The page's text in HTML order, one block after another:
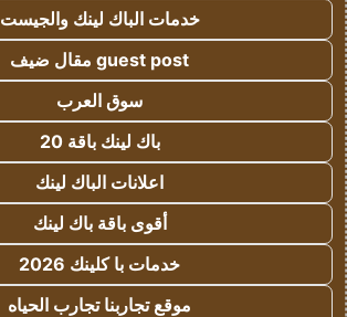
خدمات الباك لينك والجيست
guest post مقال ضيف
سوق العرب
باك لينك باقة 20
اعلانات الباك لينك
أقوى باقة باك لينك
خدمات با كلينك 2026
موقع تجاربنا تجارب الحياه